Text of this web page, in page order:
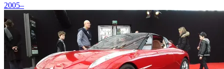
2005–